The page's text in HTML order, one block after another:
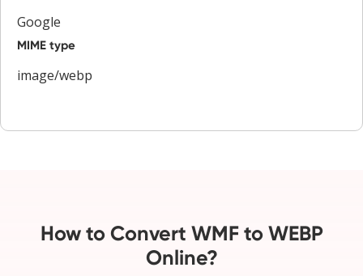
Google
MIME type
image/webp
How to Convert WMF to WEBP
Online?